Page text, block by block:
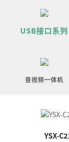
USB接口系列
音视频一体机
YSX-